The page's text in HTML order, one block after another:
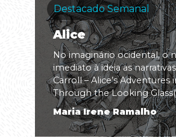
Destacado Semanal
Alice
No imaginário ocidental, o
imediato à ideia as
Carroll – Alice’s
Through the Looking
Maria Irene Ramalho